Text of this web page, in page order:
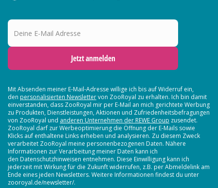
Deine E-Mail Adresse
Jetzt anmelden
Mit Absenden meiner E-Mail-Adresse willige ich bis auf Widerruf ein,
den personalisierten Newslettervon ZooRoyal zu erhalten. Ich bin damit
einverstanden, dass ZooRoyal mir per E-Mail an mich gerichtete Werbung
zu Produkten, Dienstleistungen, Aktionen und Zufriedenheitsbefragungen
von ZooRoyal und anderen Unternehmen der REWE Group zusendet.
ZooRoyal darf zur Werbeoptimierung die Öffnung der E-Mails sowie
Klicks auf enthaltene Links erheben und analysieren. Zu diesem Zweck
verarbeitet ZooRoyal meine personenbezogenen Daten. Nähere
Informationen zur Verarbeitung meiner Daten kann ich
den Datenschutzhinweisen entnehmen. Diese Einwilligung kann ich
jederzeit mit Wirkung für die Zukunft widerrufen, z.B. per Abmeldelink am
Ende eines jeden Newsletters. Weitere Informationen findest du unter
zooroyal.de/newsletter/.